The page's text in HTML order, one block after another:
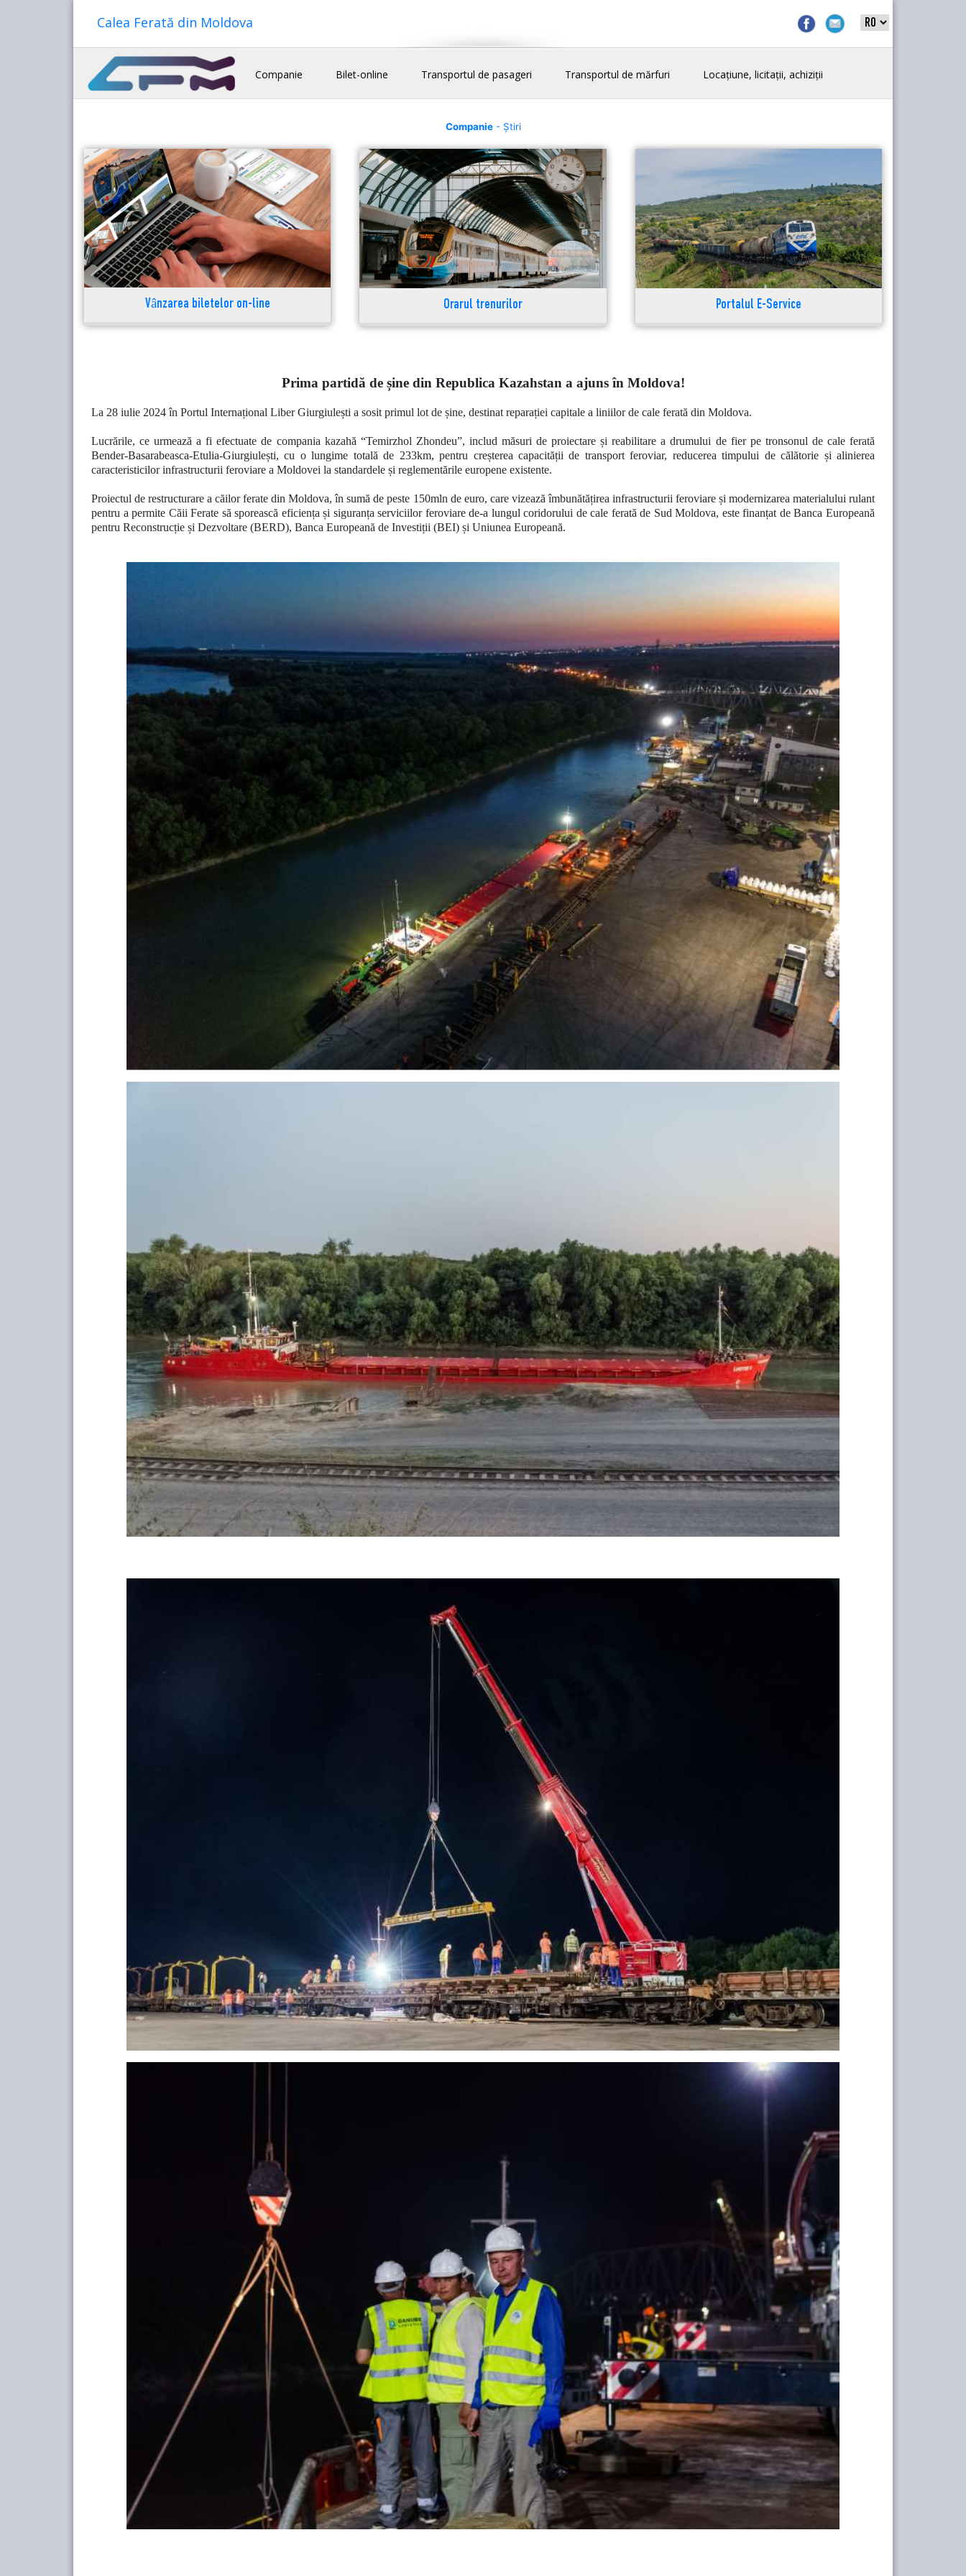
Calea Ferată din Moldova
Companie Bilet-online Transportul de pasageri Transportul de mărfuri Locațiune, licitații, achiziții
Companie- Știri
Vânzarea biletelor on-line Orarul trenurilor Portalul E-Service
Prima partidă de șine din Republica Kazahstan a ajuns în Moldova!
La 28 iulie 2024 în Portul Internațional Liber Giurgiulești a sosit primul lot de șine, destinat reparației capitale a liniilor de cale ferată din Moldova.
Lucrările, ce urmează a fi efectuate de compania kazahă “Temirzhol Zhondeu”, includ măsuri de proiectare și reabilitare a drumului de fier pe tronsonul de cale ferată
Bender-Basarabeasca-Etulia-Giurgiulești, cu o lungime totală de 233km,pentru creșterea capacității de transport feroviar, reducerea timpului de călătorie și alinierea
caracteristicilor infrastructurii feroviare a Moldovei la standardele și reglementările europene existente.
Proiectul de restructurare a căilor ferate din Moldova, în sumă de peste 150mln de euro, care vizează îmbunătățirea infrastructurii feroviare și modernizarea materialului rulant
pentru a permite Căii Ferate să sporească eficiența și siguranța serviciilor feroviare de-a lungul coridorului de cale ferată de Sud Moldova, este finanțat de Banca Europeană
pentru Reconstrucție și Dezvoltare (BERD), Banca Europeană de Investiții (BEI) și Uniunea Europeană.